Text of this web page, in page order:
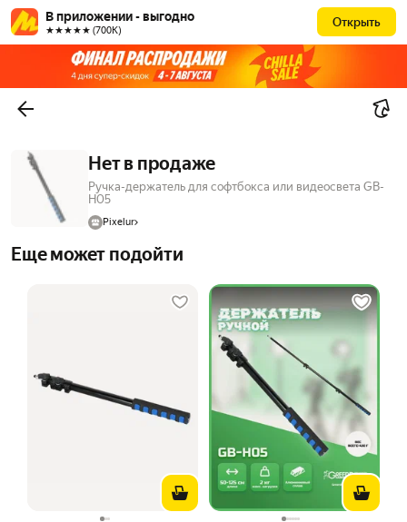
В приложении - выгодно
★★★★★ (700К)
Открыть
Нет в продаже
Ручка-держатель для софтбокса или видеосвета GB-
H05
Pixelur
Еще может подойти